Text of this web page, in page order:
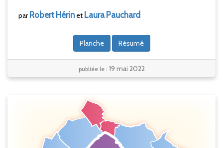
par Robert Hérinet Laura Pauchard
Planche Résumé
publiée le : 19 mai 2022